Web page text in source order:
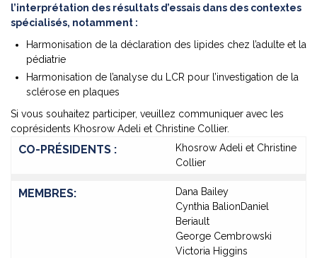
l’interprétation des résultats d’essais dans des contextes
spécialisés, notamment :
Harmonisation de la déclaration des lipides chez l’adulte et la
pédiatrie
Harmonisation de l’analyse du LCR pour l’investigation de la
sclérose en plaques
Si vous souhaitez participer, veuillez communiquer avec les
coprésidents Khosrow Adeli et Christine Collier.
CO-PRÉSIDENTS :
Khosrow Adeli et Christine
Collier
MEMBRES:
Dana Bailey
Cynthia BalionDaniel
Beriault
George Cembrowski
Victoria Higgins